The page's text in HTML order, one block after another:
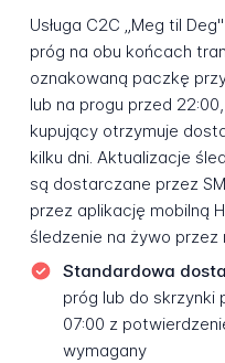
Usługa C2C „Meg til
próg na obu końcach
oznakowaną paczkę
lub na progu przed
kupujący otrzymuje
kilku dni. Aktualizacje
są dostarczane przez
przez aplikację mobilną
śledzenie na żywo
Standardowa
próg lub do skrzynki
07:00 z
wymagany